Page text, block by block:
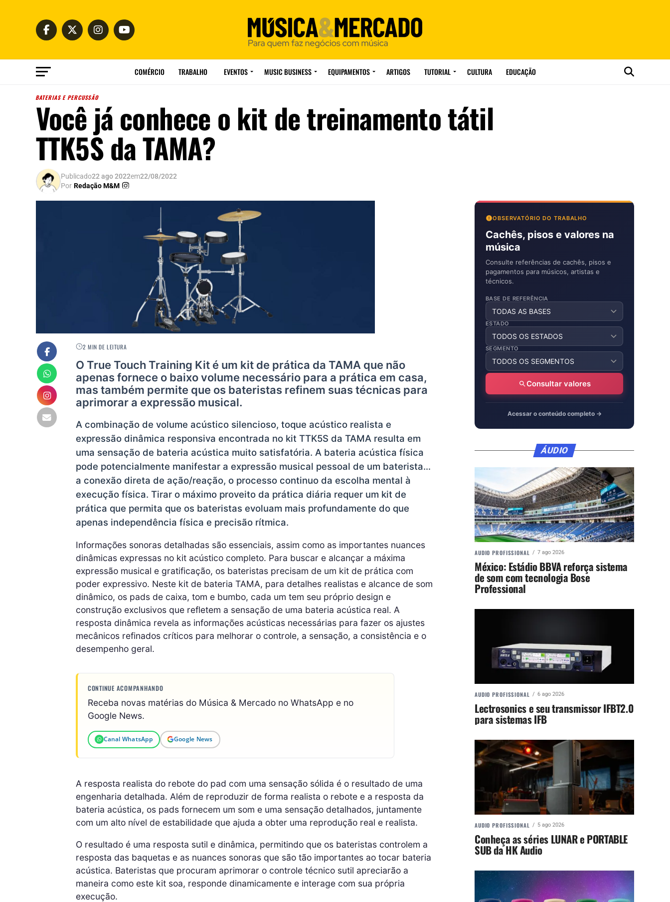
COMÉRCIO TRABALHO EVENTOS MUSIC BUSINESS EQUIPAMENTOS ARTIGOS TUTORIAL CULTURA EDUCAÇÃO
BATERIAS E PERCUSSÃO
Você já conhece o kit de treinamento tátil
TTK5S da TAMA?
Publicado22 ago 2022em22/08/2022
Por Redação M&M
2 MIN DE LEITURA
O True Touch Training Kit é um kit de prática da TAMA que não
apenas fornece o baixo volume necessário para a prática em casa,
mas também permite que os bateristas refinem suas técnicas para
aprimorar a expressão musical.
A combinação de volume acústico silencioso, toque acústico realista e
expressão dinâmica responsiva encontrada no kit TTK5S da TAMA resulta em
uma sensação de bateria acústica muito satisfatória. A bateria acústica física
pode potencialmente manifestar a expressão musical pessoal de um baterista…
a conexão direta de ação/reação, o processo continuo da escolha mental à
execução física. Tirar o máximo proveito da prática diária requer um kit de
prática que permita que os bateristas evoluam mais profundamente do que
apenas independência física e precisão rítmica.
Informações sonoras detalhadas são essenciais, assim como as importantes nuances
dinâmicas expressas no kit acústico completo. Para buscar e alcançar a máxima
expressão musical e gratificação, os bateristas precisam de um kit de prática com
poder expressivo. Neste kit de bateria TAMA, para detalhes realistas e alcance de som
dinâmico, os pads de caixa, tom e bumbo, cada um tem seu próprio design e
construção exclusivos que refletem a sensação de uma bateria acústica real. A
resposta dinâmica revela as informações acústicas necessárias para fazer os ajustes
mecânicos refinados críticos para melhorar o controle, a sensação, a consistência e o
desempenho geral.
CONTINUE ACOMPANHANDO
Receba novas matérias do Música & Mercado no WhatsApp e no
Google News.
Canal WhatsApp Google News
A resposta realista do rebote do pad com uma sensação sólida é o resultado de uma
engenharia detalhada. Além de reproduzir de forma realista o rebote e a resposta da
bateria acústica, os pads fornecem um som e uma sensação detalhados, juntamente
com um alto nível de estabilidade que ajuda a obter uma reprodução real e realista.
O resultado é uma resposta sutil e dinâmica, permitindo que os bateristas controlem a
resposta das baquetas e as nuances sonoras que são tão importantes ao tocar bateria
acústica. Bateristas que procuram aprimorar o controle técnico sutil apreciarão a
maneira como este kit soa, responde dinamicamente e interage com sua própria
execução.
OBSERVATÓRIO DO TRABALHO
Cachês, pisos e valores na
música
Consulte referências de cachês, pisos e
pagamentos para músicos, artistas e
técnicos.
BASE DE REFERÊNCIA
ESTADO
SEGMENTO
Consultar valores
Acessar o conteúdo completo →
ÁUDIO
AUDIO PROFISSIONAL 7 ago 2026
México: Estádio BBVA reforça sistema
de som com tecnologia Bose
Professional
AUDIO PROFISSIONAL 6 ago 2026
Lectrosonics e seu transmissor IFBT2.0
para sistemas IFB
AUDIO PROFISSIONAL 5 ago 2026
Conheça as séries LUNAR e PORTABLE
SUB da HK Audio